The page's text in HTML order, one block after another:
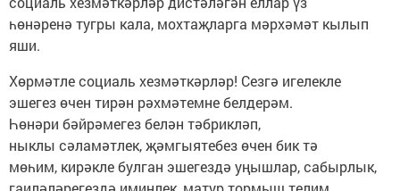
һөнәренә тугры кала, мохтаҗларга мәрхәмәт кылып
яши.
Хөрмәтле социаль хезмәткәрләр! Сезгә игелекле
эшегез өчен тирән рәхмәтемне белдерәм.
Һөнәри бәйрәмегез белән тәбрикләп,
ныклы сәламәтлек, җәмгыятебез өчен бик тә
мөһим, кирәкле булган эшегездә уңышлар, сабырлык,